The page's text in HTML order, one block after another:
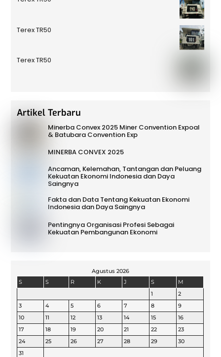
Terex TR50
Terex TR50
Artikel Terbaru
Minerba Convex 2025 Miner Convention Expoal
& Batubara Convention Exp
MINERBA CONVEX 2025
Ancaman, Kelemahan, Tantangan dan Peluang
Kekuatan Ekonomi Indonesia dan Daya
Saingnya
Fakta dan Data Tentang Kekuatan Ekonomi
Indonesia dan Daya Saingnya
Pentingnya Organisasi Profesi Sebagai
Kekuatan Pembangunan Ekonomi
Agustus 2026
S
S R K J S
M
1
2
3
4 5 6 7 8
9
10
11 12 13 14 15
16
17
18 19 20 21 22
23
24
25 26 27 28 29
30
31